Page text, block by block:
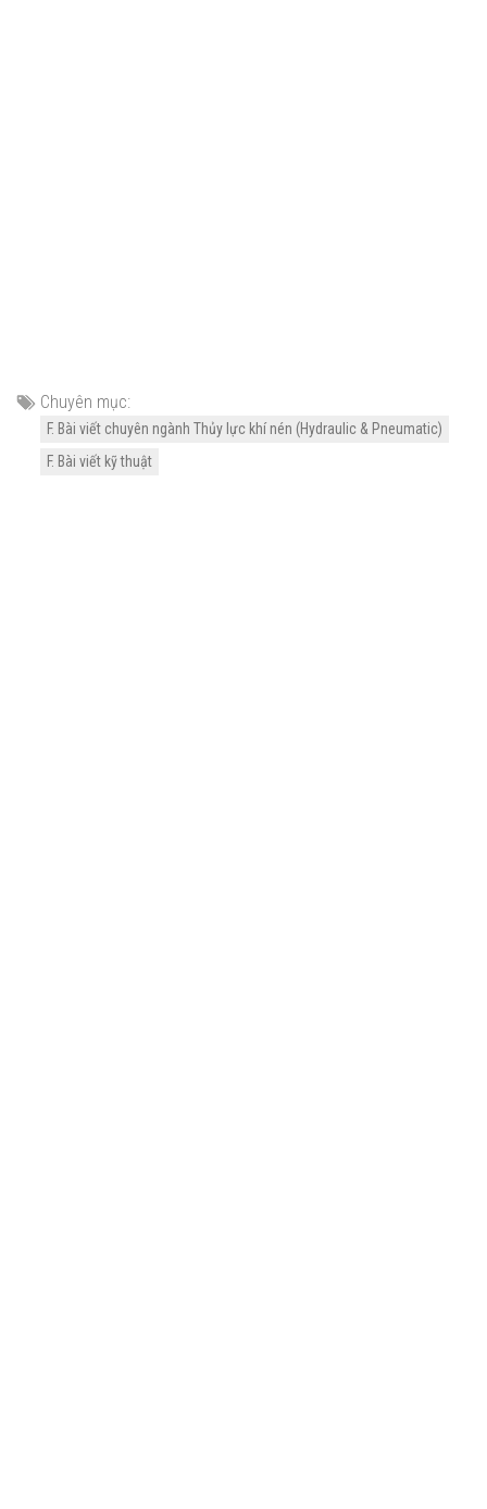
Chuyên mục:
F. Bài viết chuyên ngành Thủy lực khí nén (Hydraulic & Pneumatic)
F. Bài viết kỹ thuật